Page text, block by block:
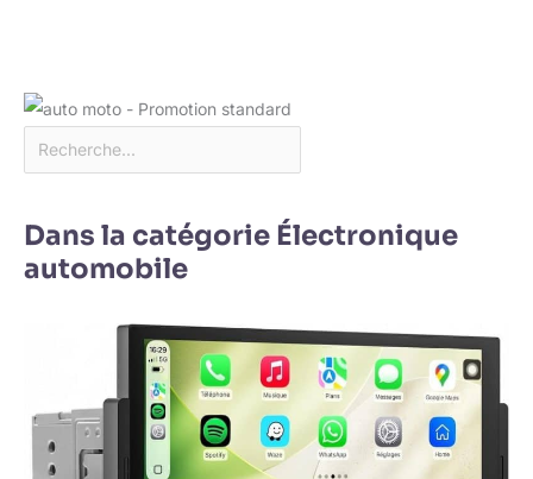
Dans la catégorie Électronique
automobile